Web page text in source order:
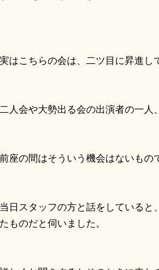
はこちらの会は、二ツ目に昇進し
人会や大勢出る会の出演者の一人
座の間はそういう機会はないもの
日スタッフの方と話をしていると
ものだと伺いました。